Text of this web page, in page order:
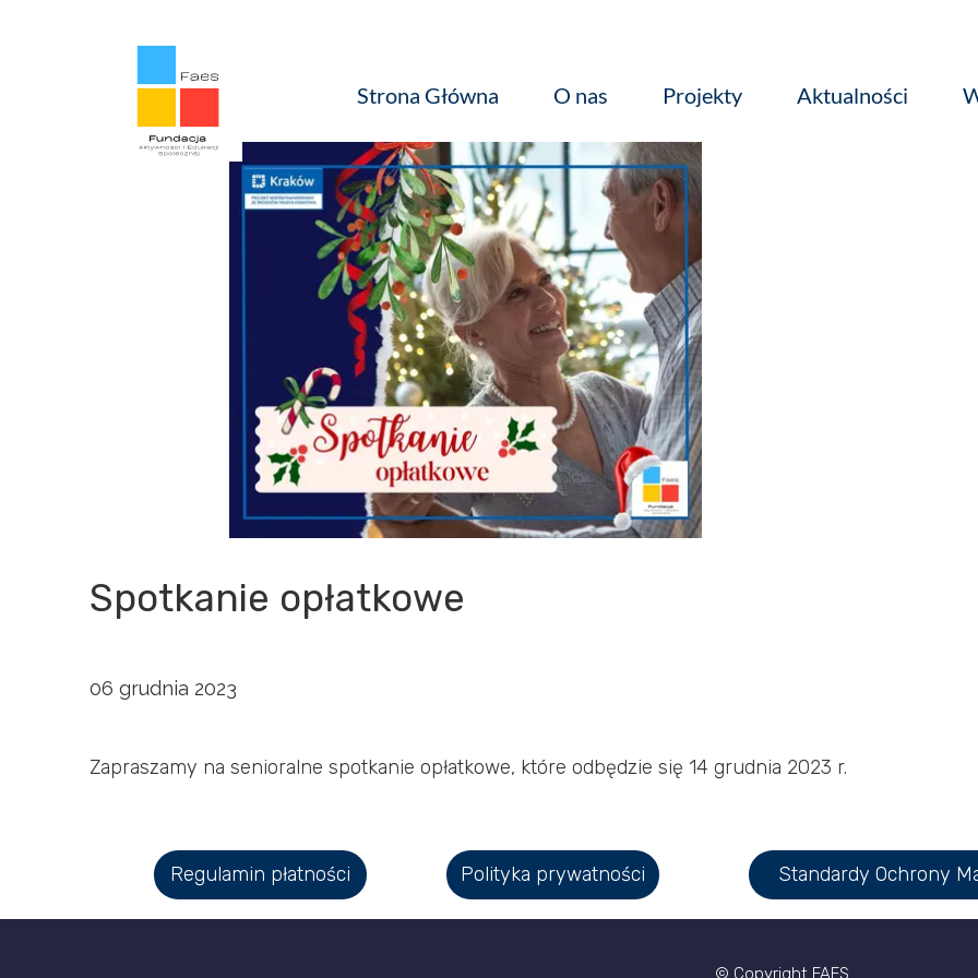
Standardy Ochrony
Polityka prywatności
Regulamin płatności
© Copyright FAES
Strona Główna
O nas
Media o Nas
Projekty Aktualności
Spotkanie opłatkowe
06 grudnia 2023
Zapraszamy na senioralne spotkanie opłatkowe, które odbędzie się 14 grudnia 2023 r.